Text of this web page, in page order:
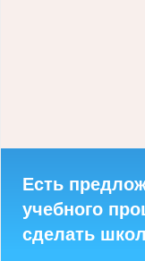
Есть
учебного
сделать